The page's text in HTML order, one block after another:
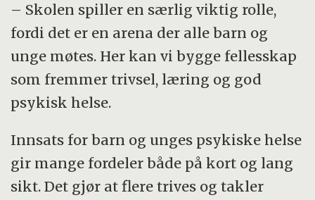
– Skolen spiller en særlig viktig rolle,
fordi det er en arena der alle barn og
unge møtes. Her kan vi bygge fellesskap
som fremmer trivsel, læring og god
psykisk helse.
Innsats for barn og unges psykiske helse
gir mange fordeler både på kort og lang
sikt. Det gjør at flere trives og takler